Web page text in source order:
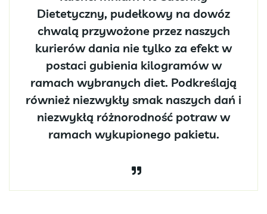
Dietetyczny, pudełkowy na dowóz
chwalą przywożone przez naszych
kurierów dania nie tylko za efekt w
postaci gubienia kilogramów w
ramach wybranych diet. Podkreślają
również niezwykły smak naszych dań i
niezwykłą różnorodność potraw w
ramach wykupionego pakietu.